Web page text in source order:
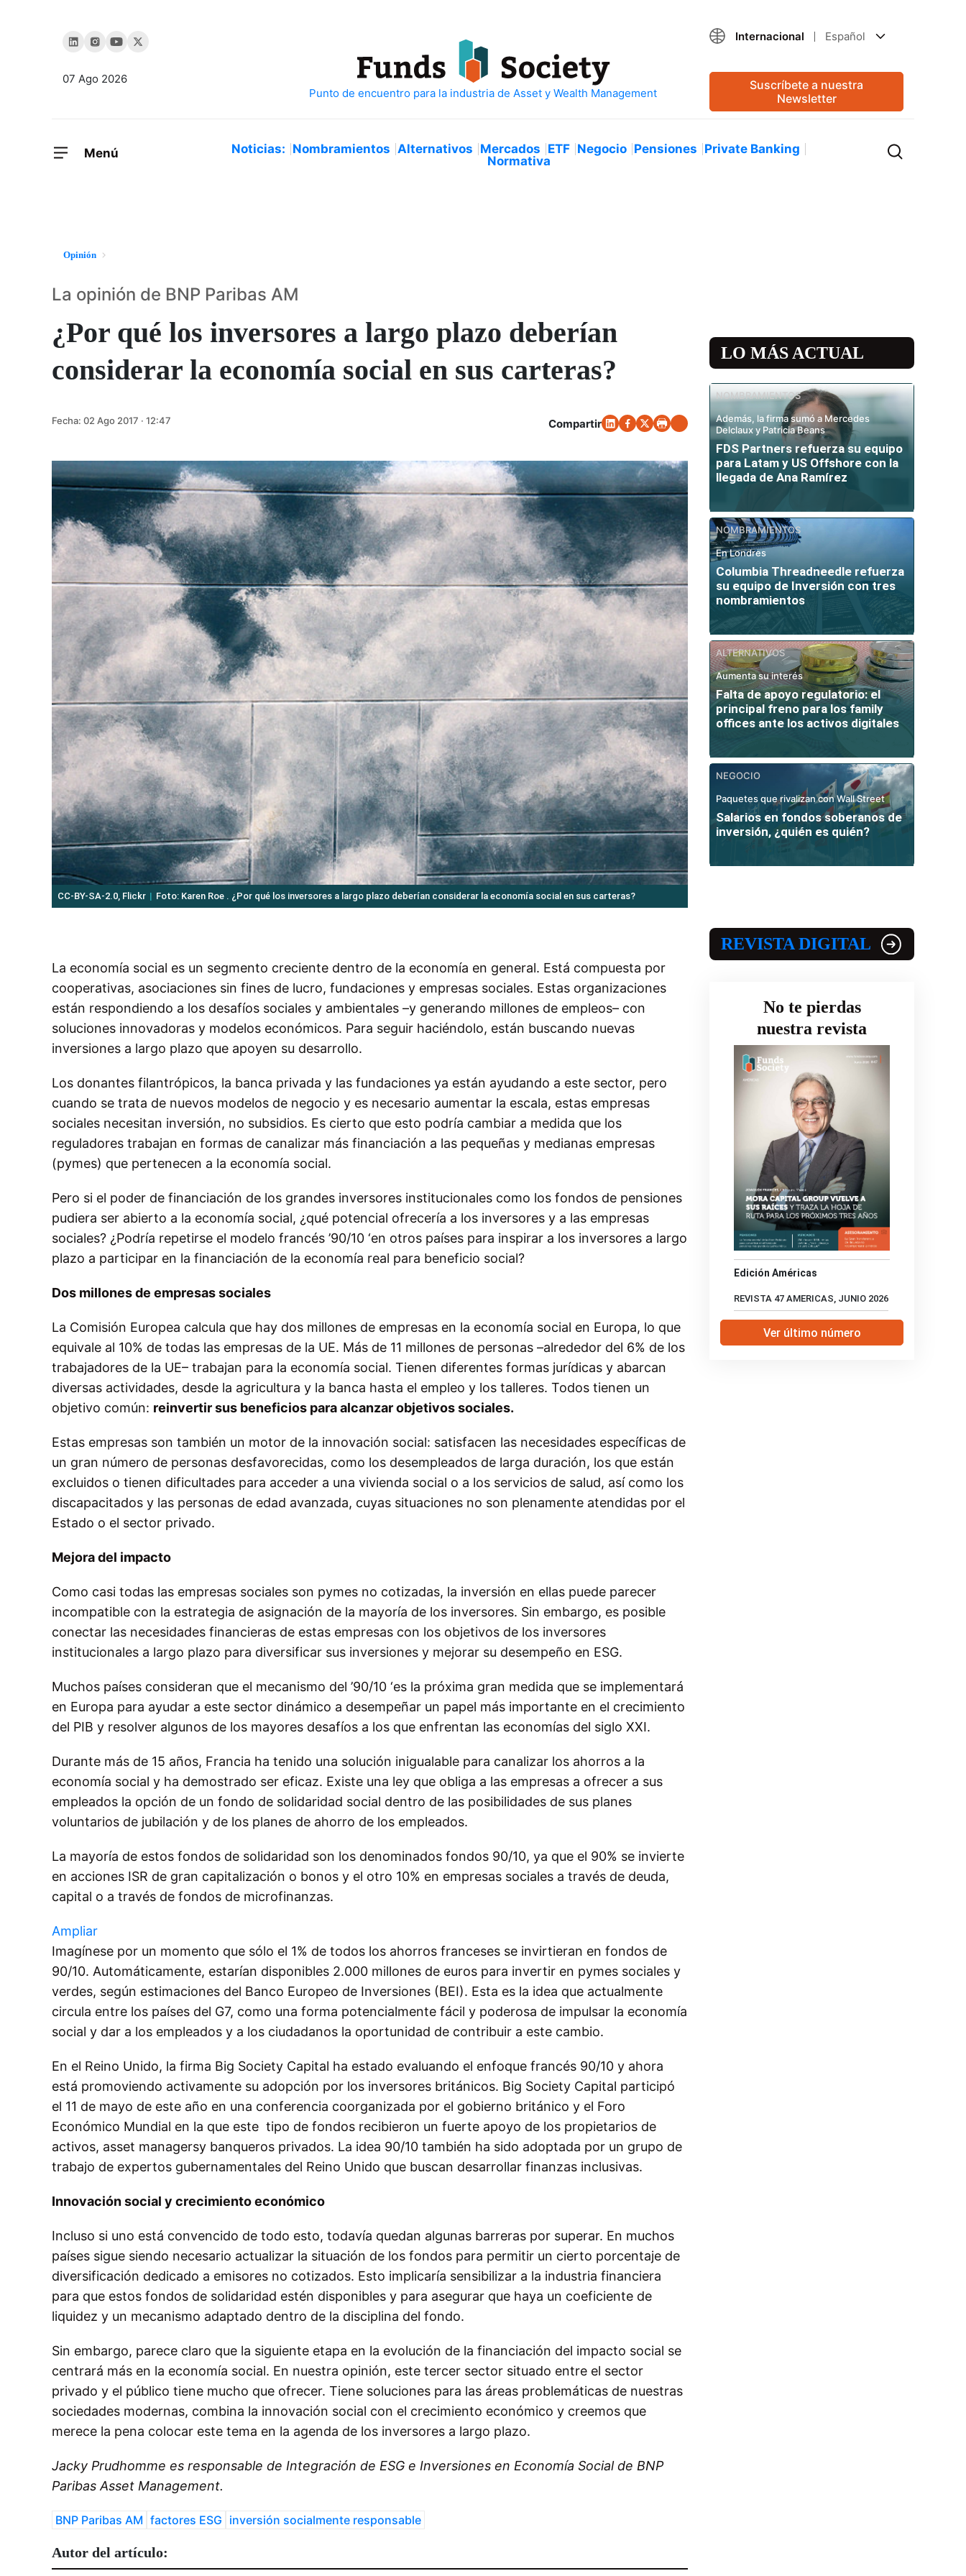
07 Ago 2026
Internacional Español
Suscríbete a nuestra
Newsletter
Menú Noticias: Nombramientos Alternativos Mercados ETF Negocio Pensiones Private Banking
Normativa
Opinión
¿Por qué los inversores a largo plazo deberían
considerar la economía social en sus carteras?
La opinión de BNP Paribas AM
Fecha: 02 Ago 2017 · 12:47 Compartir
CC-BY-SA-2.0, Flickr Foto: Karen Roe . ¿Por qué los inversores a largo plazo deberían considerar la economía social en sus carteras?
La economía social es un segmento creciente dentro de la economía en general. Está compuesta por
cooperativas, asociaciones sin fines de lucro, fundaciones y empresas sociales. Estas organizaciones
están respondiendo a los desafíos sociales y ambientales –y generando millones de empleos– con
soluciones innovadoras y modelos económicos. Para seguir haciéndolo, están buscando nuevas
inversiones a largo plazo que apoyen su desarrollo.
Los donantes filantrópicos, la banca privada y las fundaciones ya están ayudando a este sector, pero
cuando se trata de nuevos modelos de negocio y es necesario aumentar la escala, estas empresas
sociales necesitan inversión, no subsidios. Es cierto que esto podría cambiar a medida que los
reguladores trabajan en formas de canalizar más financiación a las pequeñas y medianas empresas
(pymes) que pertenecen a la economía social.
Pero si el poder de financiación de los grandes inversores institucionales como los fondos de pensiones
pudiera ser abierto a la economía social, ¿qué potencial ofrecería a los inversores y a las empresas
sociales? ¿Podría repetirse el modelo francés ’90/10 ‘en otros países para inspirar a los inversores a largo
plazo a participar en la financiación de la economía real para beneficio social?
Dos millones de empresas sociales
La Comisión Europea calcula que hay dos millones de empresas en la economía social en Europa, lo que
equivale al 10% de todas las empresas de la UE. Más de 11 millones de personas –alrededor del 6% de los
trabajadores de la UE– trabajan para la economía social. Tienen diferentes formas jurídicas y abarcan
diversas actividades, desde la agricultura y la banca hasta el empleo y los talleres. Todos tienen un
objetivo común: reinvertir sus beneficios para alcanzar objetivos sociales.
Estas empresas son también un motor de la innovación social: satisfacen las necesidades específicas de
un gran número de personas desfavorecidas, como los desempleados de larga duración, los que están
excluidos o tienen dificultades para acceder a una vivienda social o a los servicios de salud, así como los
discapacitados y las personas de edad avanzada, cuyas situaciones no son plenamente atendidas por el
Estado o el sector privado.
Mejora del impacto
Como casi todas las empresas sociales son pymes no cotizadas, la inversión en ellas puede parecer
incompatible con la estrategia de asignación de la mayoría de los inversores. Sin embargo, es posible
conectar las necesidades financieras de estas empresas con los objetivos de los inversores
institucionales a largo plazo para diversificar sus inversiones y mejorar su desempeño en ESG.
Muchos países consideran que el mecanismo del ’90/10 ‘es la próxima gran medida que se implementará
en Europa para ayudar a este sector dinámico a desempeñar un papel más importante en el crecimiento
del PIB y resolver algunos de los mayores desafíos a los que enfrentan las economías del siglo XXI.
Durante más de 15 años, Francia ha tenido una solución inigualable para canalizar los ahorros a la
economía social y ha demostrado ser eficaz. Existe una ley que obliga a las empresas a ofrecer a sus
empleados la opción de un fondo de solidaridad social dentro de las posibilidades de sus planes
voluntarios de jubilación y de los planes de ahorro de los empleados.
La mayoría de estos fondos de solidaridad son los denominados fondos 90/10, ya que el 90% se invierte
en acciones ISR de gran capitalización o bonos y el otro 10% en empresas sociales a través de deuda,
capital o a través de fondos de microfinanzas.
Ampliar
Imagínese por un momento que sólo el 1% de todos los ahorros franceses se invirtieran en fondos de
90/10. Automáticamente, estarían disponibles 2.000 millones de euros para invertir en pymes sociales y
verdes, según estimaciones del Banco Europeo de Inversiones (BEI). Esta es la idea que actualmente
circula entre los países del G7, como una forma potencialmente fácil y poderosa de impulsar la economía
social y dar a los empleados y a los ciudadanos la oportunidad de contribuir a este cambio.
En el Reino Unido, la firma Big Society Capital ha estado evaluando el enfoque francés 90/10 y ahora
está promoviendo activamente su adopción por los inversores británicos. Big Society Capital participó
el 11 de mayo de este año en una conferencia coorganizada por el gobierno británico y el Foro
Económico Mundial en la que este tipo de fondos recibieron un fuerte apoyo de los propietarios de
activos, asset managersy banqueros privados. La idea 90/10 también ha sido adoptada por un grupo de
trabajo de expertos gubernamentales del Reino Unido que buscan desarrollar finanzas inclusivas.
Innovación social y crecimiento económico
Incluso si uno está convencido de todo esto, todavía quedan algunas barreras por superar. En muchos
países sigue siendo necesario actualizar la situación de los fondos para permitir un cierto porcentaje de
diversificación dedicado a emisores no cotizados. Esto implicaría sensibilizar a la industria financiera
para que estos fondos de solidaridad estén disponibles y para asegurar que haya un coeficiente de
liquidez y un mecanismo adaptado dentro de la disciplina del fondo.
Sin embargo, parece claro que la siguiente etapa en la evolución de la financiación del impacto social se
centrará más en la economía social. En nuestra opinión, este tercer sector situado entre el sector
privado y el público tiene mucho que ofrecer. Tiene soluciones para las áreas problemáticas de nuestras
sociedades modernas, combina la innovación social con el crecimiento económico y creemos que
merece la pena colocar este tema en la agenda de los inversores a largo plazo.
Jacky Prudhomme es responsable de Integración de ESG e Inversiones en Economía Social de BNP
Paribas Asset Management.
BNP Paribas AM factores ESG inversión socialmente responsable
Autor del artículo:
LO MÁS ACTUAL
NOMBRAMIENTOS
Además, la firma sumó a Mercedes
Delclaux y Patricia Beans
FDS Partners refuerza su equipo
para Latam y US Offshore con la
llegada de Ana Ramírez
NOMBRAMIENTOS
En Londres
Columbia Threadneedle refuerza
su equipo de Inversión con tres
nombramientos
ALTERNATIVOS
Aumenta su interés
Falta de apoyo regulatorio: el
principal freno para los family
offices ante los activos digitales
NEGOCIO
Paquetes que rivalizan con Wall Street
Salarios en fondos soberanos de
inversión, ¿quién es quién?
REVISTA DIGITAL
No te pierdas
nuestra revista
Edición Américas
REVISTA 47 AMERICAS, JUNIO 2026
Ver último número